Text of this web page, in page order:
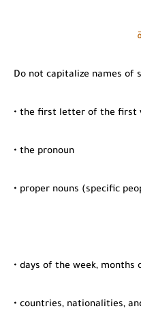
Do not capitalize names of
• the first letter of the first
• the pronoun
• proper nouns (specific
• days of the week, months
• countries, nationalities,